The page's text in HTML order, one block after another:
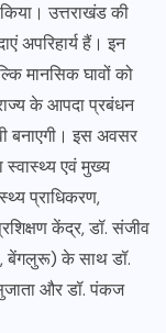
उत्तराखंड की
अपरिहार्य हैं। इन
मानसिक घावों को
के आपदा प्रबंधन
बनाएगी। इस अवसर
स्वास्थ्य एवं मुख्य
प्राधिकरण,
केंद्र, डॉ. संजीव
बेंगलुरू) के साथ डॉ.
और डॉ. पंकज